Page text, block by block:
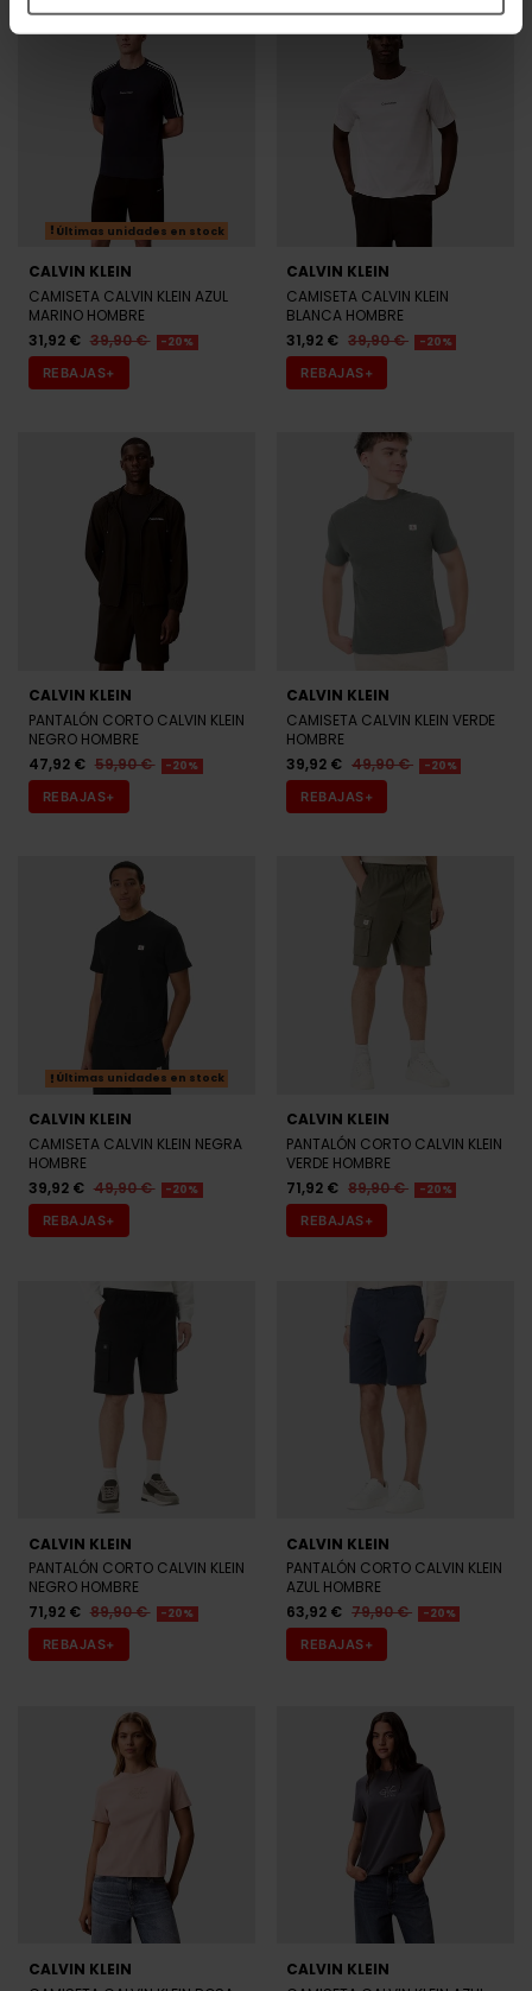
Últimas unidades en stock
CALVIN KLEIN
CAMISETA CALVIN KLEIN AZUL
MARINO HOMBRE
31,92 € 39,90 € -20%
REBAJAS+
CALVIN KLEIN
CAMISETA CALVIN KLEIN
BLANCA HOMBRE
31,92 € 39,90 € -20%
REBAJAS+
CALVIN KLEIN
PANTALÓN CORTO CALVIN KLEIN
NEGRO HOMBRE
47,92 € 59,90 € -20%
REBAJAS+
CALVIN KLEIN
CAMISETA CALVIN KLEIN VERDE
HOMBRE
39,92 € 49,90 € -20%
REBAJAS+
Últimas unidades en stock
CALVIN KLEIN
CAMISETA CALVIN KLEIN NEGRA
HOMBRE
39,92 € 49,90 € -20%
REBAJAS+
CALVIN KLEIN
PANTALÓN CORTO CALVIN KLEIN
VERDE HOMBRE
71,92 € 89,90 € -20%
REBAJAS+
CALVIN KLEIN
PANTALÓN CORTO CALVIN KLEIN
NEGRO HOMBRE
71,92 € 89,90 € -20%
REBAJAS+
CALVIN KLEIN
PANTALÓN CORTO CALVIN KLEIN
AZUL HOMBRE
63,92 € 79,90 € -20%
REBAJAS+
CALVIN KLEIN
CALVIN KLEIN